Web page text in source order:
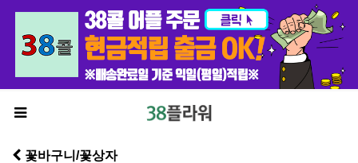
꽃바구니/꽃상자